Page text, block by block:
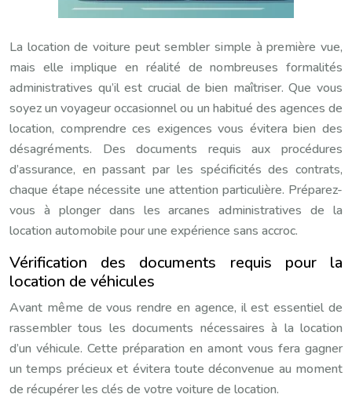
La location de voiture peut sembler simple à première vue,
mais elle implique en réalité de nombreuses formalités
administratives qu’il est crucial de bien maîtriser. Que vous
soyez un voyageur occasionnel ou un habitué des agences de
location, comprendre ces exigences vous évitera bien des
désagréments. Des documents requis aux procédures
d’assurance, en passant par les spécificités des contrats,
chaque étape nécessite une attention particulière. Préparez-
vous à plonger dans les arcanes administratives de la
location automobile pour une expérience sans accroc.
Vérification des documents requis pour la
location de véhicules
Avant même de vous rendre en agence, il est essentiel de
rassembler tous les documents nécessaires à la location
d’un véhicule. Cette préparation en amont vous fera gagner
un temps précieux et évitera toute déconvenue au moment
de récupérer les clés de votre voiture de location.